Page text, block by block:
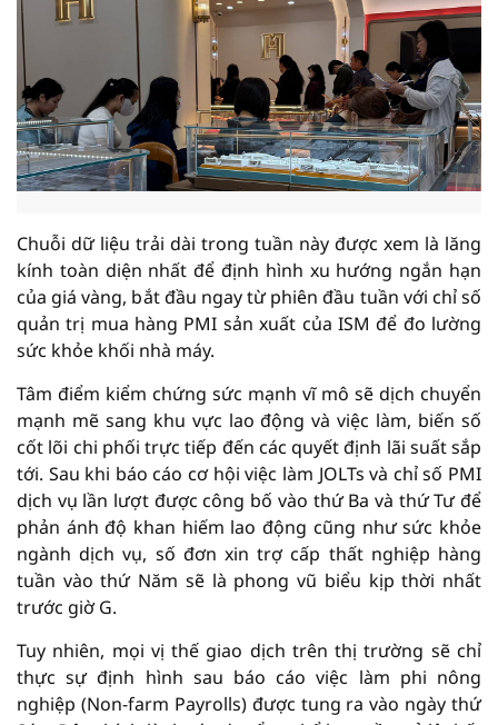
Chuỗi dữ liệu trải dài trong tuần này được xem là lăng
kính toàn diện nhất để định hình xu hướng ngắn hạn
của giá vàng, bắt đầu ngay từ phiên đầu tuần với chỉ số
quản trị mua hàng PMI sản xuất của ISM để đo lường
sức khỏe khối nhà máy.
Tâm điểm kiểm chứng sức mạnh vĩ mô sẽ dịch chuyển
mạnh mẽ sang khu vực lao động và việc làm, biến số
cốt lõi chi phối trực tiếp đến các quyết định lãi suất sắp
tới. Sau khi báo cáo cơ hội việc làm JOLTs và chỉ số PMI
dịch vụ lần lượt được công bố vào thứ Ba và thứ Tư để
phản ánh độ khan hiếm lao động cũng như sức khỏe
ngành dịch vụ, số đơn xin trợ cấp thất nghiệp hàng
tuần vào thứ Năm sẽ là phong vũ biểu kịp thời nhất
trước giờ G.
Tuy nhiên, mọi vị thế giao dịch trên thị trường sẽ chỉ
thực sự định hình sau báo cáo việc làm phi nông
nghiệp (Non-farm Payrolls) được tung ra vào ngày thứ